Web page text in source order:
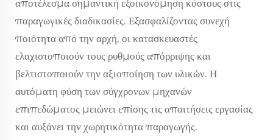
αποτέλεσμα σημαντική εξοικονόμηση κόστους στις
παραγωγικές διαδικασίες. Εξασφαλίζοντας συνεχή
ποιότητα από την αρχή, οι κατασκευαστές
ελαχιστοποιούν τους ρυθμούς απόρριψης και
βελτιστοποιούν την αξιοποίηση των υλικών. Η
αυτόματη φύση των σύγχρονων μηχανών
επιπεδώματος μειώνει επίσης τις απαιτήσεις εργασίας
και αυξάνει την χωρητικότητα παραγωγής.